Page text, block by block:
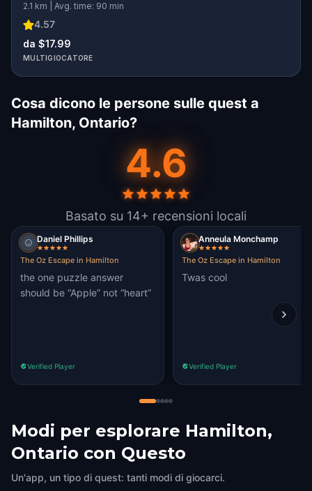
2.1 km | Avg. time: 90 min
4.57
da $17.99
MULTIGIOCATORE
Cosa dicono le persone sulle quest a
Hamilton, Ontario?
4.6
Basato su 14+ recensioni locali
Daniel Phillips
The Oz Escape in Hamilton
the one puzzle answer
should be “Apple” not “heart”
Verified Player
Anneula Monchamp
The Oz Escape in Hamilton
Twas cool
Verified Player
Modi per esplorare Hamilton,
Ontario con Questo
Un'app, un tipo di quest: tanti modi di giocarci.